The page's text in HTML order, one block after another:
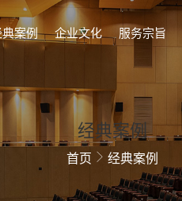
典案例 企业文化 服务宗旨
经典案例
首页 经典案例